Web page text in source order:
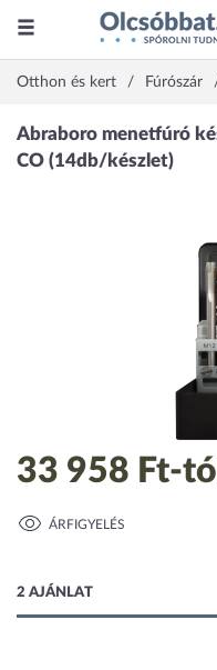
Otthon és kert Fúrószár
33 958 Ft-tól
ÁRFIGYELÉS
2 AJÁNLAT